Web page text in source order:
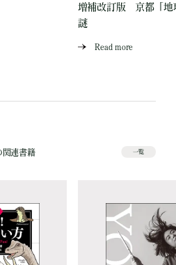
増補改訂版 京都「地
謎
Read more
関連書籍 一覧